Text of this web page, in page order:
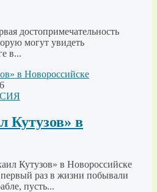
достопримечательность
могут увидеть
в...
Кутузов» в
Кутузов» в Новороссийске
раз в жизни побывали
пусть...